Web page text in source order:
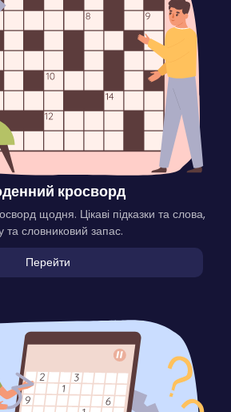
кросворд
щодня. Цікаві підказки та слова,
та словниковий запас.
Перейти